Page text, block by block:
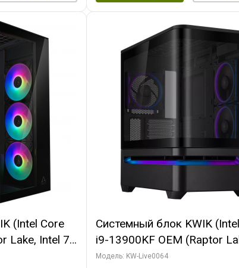
(Intel Core
Lake, Intel 7,
ОЗУ (2
Системный блок KWIK
i9-13900KF OEM (Raptor
7, C24 16EC/8P/ 64 ГБ ОЗУ
Модель: KW-Live0064